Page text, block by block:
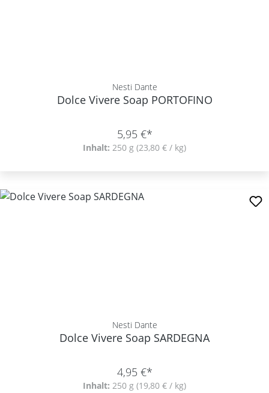
Nesti Dante
Dolce Vivere Soap PORTOFINO
5,95 €*
Inhalt: 250 g (23,80 € / kg)
Nesti Dante
Dolce Vivere Soap SARDEGNA
4,95 €*
Inhalt: 250 g (19,80 € / kg)